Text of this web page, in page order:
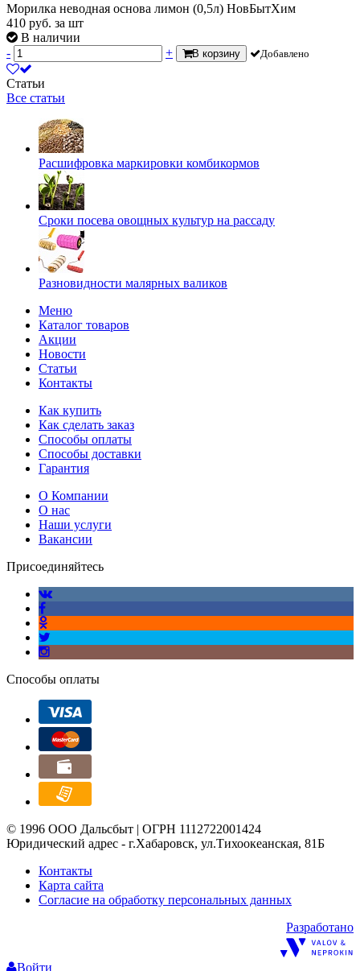
Морилка неводная основа лимон (0,5л) НовБытХим
410 руб. за шт
В наличии
-
+ В корзину Добавлено
Статьи
Все статьи
Расшифровка маркировки комбикормов
Сроки посева овощных культур на рассаду
Разновидности малярных валиков
Меню
Каталог товаров
Акции
Новости
Статьи
Контакты
Как купить
Как сделать заказ
Способы оплаты
Способы доставки
Гарантия
О Компании
О нас
Наши услуги
Вакансии
Присоединяйтесь
Способы оплаты
© 1996 ООО Дальсбыт | ОГРН 1112722001424
Юридический адрес - г.Хабаровск, ул.Тихоокеанская, 81Б
Контакты
Карта сайта
Согласие на обработку персональных данных
Разработано
Войти